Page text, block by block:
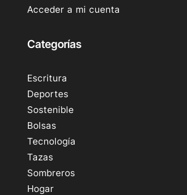
Acceder a mi cuenta
Categorías
Escritura
Deportes
Sostenible
Bolsas
Tecnología
Tazas
Sombreros
Hogar